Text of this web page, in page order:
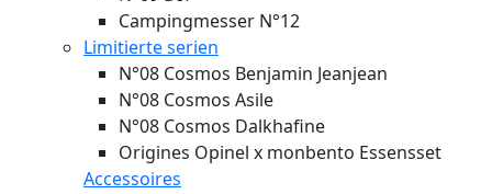
Campingmesser N°12
Limitierte serien
N°08 Cosmos Benjamin Jeanjean
N°08 Cosmos Asile
N°08 Cosmos Dalkhafine
Origines Opinel x monbento Essensset
Accessoires